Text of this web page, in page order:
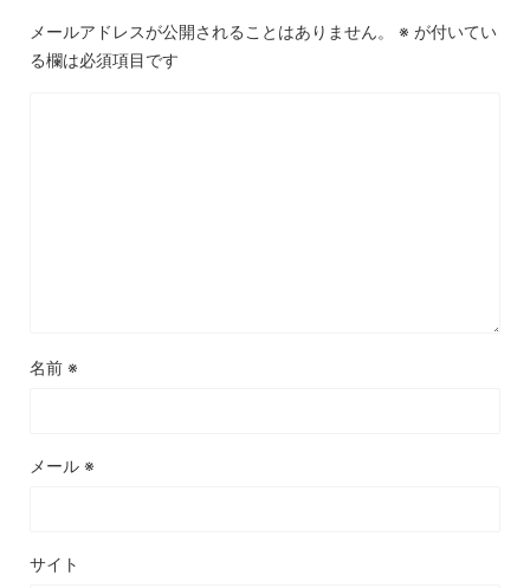
メールアドレスが公開されることはありません。 ※ が付いてい
る欄は必須項目です
名前 ※
メール ※
サイト